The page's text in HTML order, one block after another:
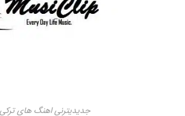
جدیدیترنی اهنگ های